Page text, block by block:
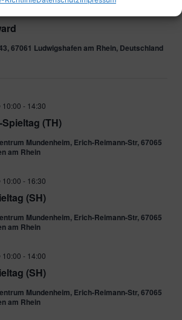
67061 Ludwigshafen am Rhein, Deutschland
(TH)
10:00 - 14:30
Mundenheim, Erich-Reimann-Str, 67065
am Rhein
(SH)
10:00 - 16:30
Mundenheim, Erich-Reimann-Str, 67065
am Rhein
(SH)
10:00 - 14:00
Mundenheim, Erich-Reimann-Str, 67065
am Rhein